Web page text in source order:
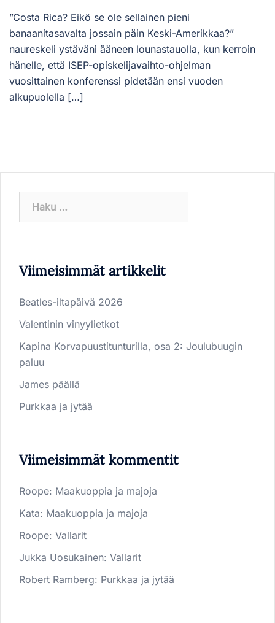
”Costa Rica? Eikö se ole sellainen pieni
banaanitasavalta jossain päin Keski-Amerikkaa?”
naureskeli ystäväni ääneen lounastauolla, kun kerroin
hänelle, että ISEP-opiskelijavaihto-ohjelman
vuosittainen konferenssi pidetään ensi vuoden
alkupuolella […]
Viimeisimmät artikkelit
Beatles-iltapäivä 2026
Valentinin vinyylietkot
Kapina Korvapuustitunturilla, osa 2: Joulubuugin
paluu
James päällä
Purkkaa ja jytää
Viimeisimmät kommentit
Roope: Maakuoppia ja majoja
Kata: Maakuoppia ja majoja
Roope: Vallarit
Jukka Uosukainen: Vallarit
Robert Ramberg: Purkkaa ja jytää